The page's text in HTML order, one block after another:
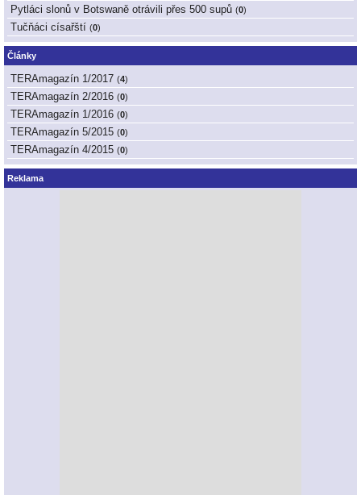
Pytláci slonů v Botswaně otrávili přes 500 supů (0)
Tučňáci císařští (0)
Články
TERAmagazín 1/2017 (4)
TERAmagazín 2/2016 (0)
TERAmagazín 1/2016 (0)
TERAmagazín 5/2015 (0)
TERAmagazín 4/2015 (0)
Reklama